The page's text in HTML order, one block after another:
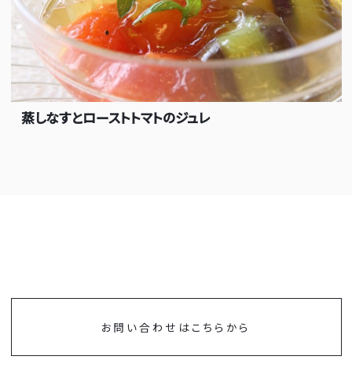
蒸しなすとローストトマトのジュレ
お問い合わせはこちらから